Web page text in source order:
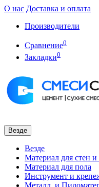
О нас Доставка и оплата
Производители
Сравнение0
Закладки0
Везде
Везде
Материал для стен и
Материал для пола
Инструмент и
Металл. и